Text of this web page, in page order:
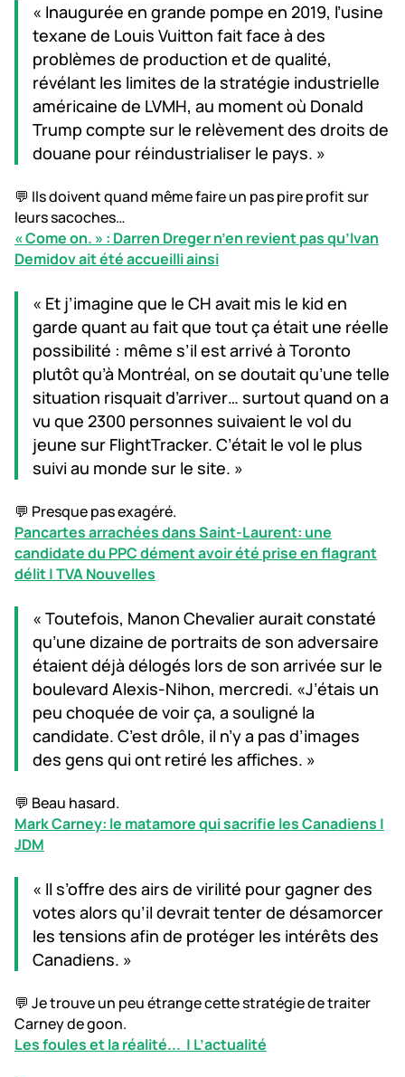
« Inaugurée en grande pompe en 2019, l’usine
texane de Louis Vuitton fait face à des
problèmes de production et de qualité,
révélant les limites de la stratégie industrielle
américaine de LVMH, au moment où Donald
Trump compte sur le relèvement des droits de
douane pour réindustrialiser le pays. »
💬 Ils doivent quand même faire un pas pire profit sur
leurs sacoches…
« Come on. » : Darren Dreger n’en revient pas qu’Ivan
Demidov ait été accueilli ainsi
« Et j’imagine que le CH avait mis le kid en
garde quant au fait que tout ça était une réelle
possibilité : même s’il est arrivé à Toronto
plutôt qu’à Montréal, on se doutait qu’une telle
situation risquait d’arriver… surtout quand on a
vu que 2300 personnes suivaient le vol du
jeune sur FlightTracker. C’était le vol le plus
suivi au monde sur le site. »
💬 Presque pas exagéré.
Pancartes arrachées dans Saint-Laurent: une
candidate du PPC dément avoir été prise en flagrant
délit | TVA Nouvelles
« Toutefois, Manon Chevalier aurait constaté
qu’une dizaine de portraits de son adversaire
étaient déjà délogés lors de son arrivée sur le
boulevard Alexis-Nihon, mercredi. «J’étais un
peu choquée de voir ça, a souligné la
candidate. C’est drôle, il n’y a pas d’images
des gens qui ont retiré les affiches. »
💬 Beau hasard.
Mark Carney: le matamore qui sacrifie les Canadiens |
JDM
« Il s’offre des airs de virilité pour gagner des
votes alors qu’il devrait tenter de désamorcer
les tensions afin de protéger les intérêts des
Canadiens. »
💬 Je trouve un peu étrange cette stratégie de traiter
Carney de goon.
Les foules et la réalité... | L’actualité